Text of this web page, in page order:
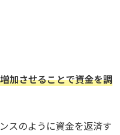
加させることで資金を調
スのように資金を返済す